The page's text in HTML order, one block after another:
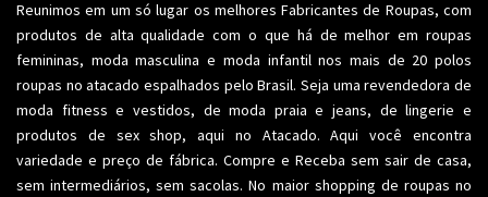
Reunimos em um só lugar os melhoresFabricantes de Roupas, com
produtos de alta qualidade com o que há de melhor em roupas
femininas, moda masculina e moda infantil nos mais de 20 polos
roupas no atacado espalhados pelo Brasil. Seja uma revendedora de
moda fitness e vestidos, de moda praia e jeans, de lingerie e
produtos de sex shop, aqui no Atacado. Aqui você encontra
variedade e preço de fábrica. Compre e Receba sem sair de casa,
sem intermediários, sem sacolas. No maior shopping de roupas no